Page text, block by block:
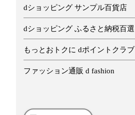
dショッピング サンプル百貨店
dショッピング ふるさと納税百選
もっとおトクに dポイントクラブ
ファッション通販 d fashion